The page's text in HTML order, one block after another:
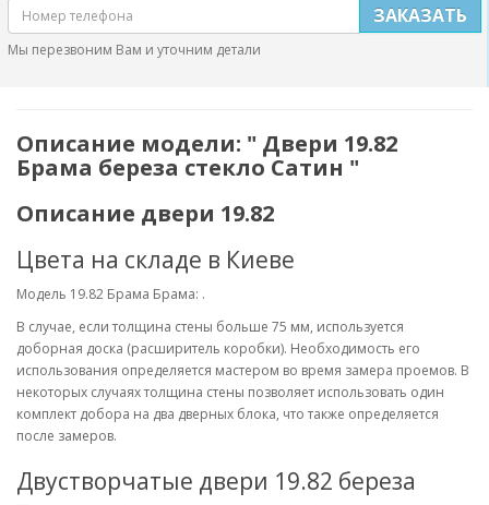
ЗАКАЗАТЬ
Мы перезвоним Вам и уточним детали
Описание модели: " Двери 19.82
Брама береза стекло Сатин "
Описание двери 19.82
Цвета на складе в Киеве
Модель 19.82 Брама Брама: .
В случае, если толщина стены больше 75 мм, используется
доборная доска (расширитель коробки). Необходимость его
использования определяется мастером во время замера проемов. В
некоторых случаях толщина стены позволяет использовать один
комплект добора на два дверных блока, что также определяется
после замеров.
Двустворчатые двери 19.82 береза